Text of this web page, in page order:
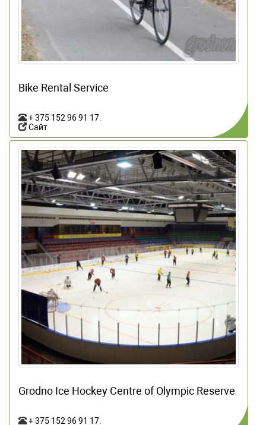
Bike Rental Service
+ 375 152 96 91 17.
Сайт
Grodno Ice Hockey Centre of Olympic Reserve
+ 375 152 96 91 17.